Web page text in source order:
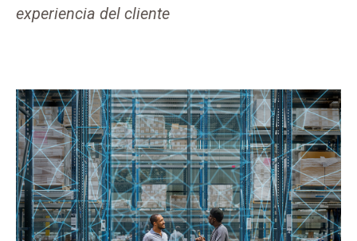
experiencia del cliente